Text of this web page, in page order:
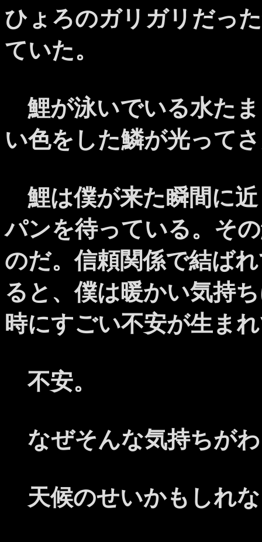
ひょろのガリガリだっ
ていた。
鯉が泳いでいる水た
い色をした鱗が光って
鯉は僕が来た瞬間に
パンを待っている。そ
のだ。信頼関係で結ば
ると、僕は暖かい気持
時にすごい不安が生ま
不安。
なぜそんな気持ちが
天候のせいかもしれ